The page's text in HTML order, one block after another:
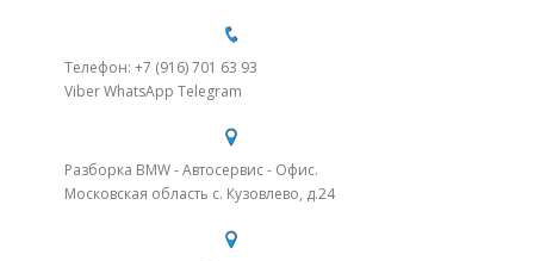
Телефон: +7 (916) 701 63 93
Viber WhatsApp Telegram
Разборка BMW - Автосервис - Офис.
Московская область с. Кузовлево, д.24